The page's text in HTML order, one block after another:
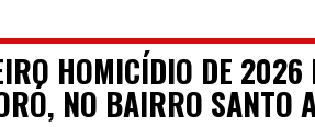
HOMICÍDIO DE 2026
NO BAIRRO SANTO